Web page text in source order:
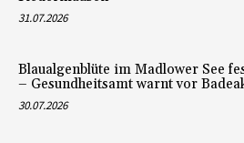
31.07.2026
Blaualgenblüte im Madlower See
– Gesundheitsamt warnt vor
30.07.2026